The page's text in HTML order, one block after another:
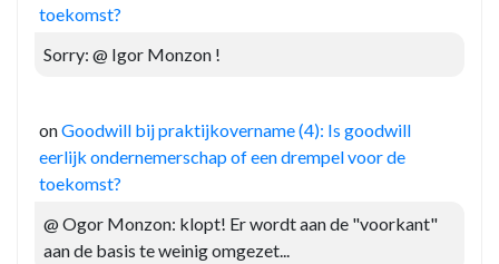
toekomst?
Sorry: @ Igor Monzon !
onGoodwill bij praktijkovername (4): Is goodwill
eerlijk ondernemerschap of een drempel voor de
toekomst?
@ Ogor Monzon: klopt! Er wordt aan de "voorkant"
aan de basis te weinig omgezet...